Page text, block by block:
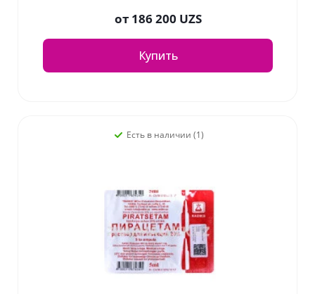
от 186 200 UZS
Купить
Есть в наличии (1)